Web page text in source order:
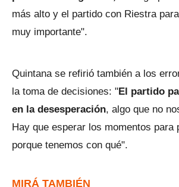
más alto y el partido con Riestra
muy importante".
Quintana se refirió también a los
la toma de decisiones: "El partido
en la desesperación, algo que no
Hay que esperar los momentos para
porque tenemos con qué".
MIRÁ TAMBIÉN